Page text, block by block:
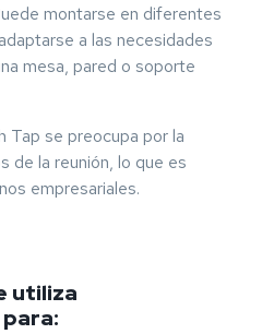
montarse en diferentes
a las necesidades
mesa, pared o soporte
Tap se preocupa por la
de la reunión, lo que es
empresariales.
utiliza